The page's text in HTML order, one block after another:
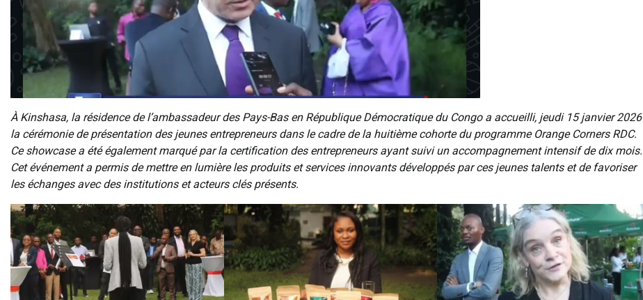
À Kinshasa, la résidence de l’ambassadeur des Pays-Bas en République Démocratique du Congo a accueilli, jeudi 15 janvier 2026
la cérémonie de présentation des jeunes entrepreneurs dans le cadre de la huitième cohorte du programme Orange Corners RDC.
Ce showcase a été également marqué par la certification des entrepreneurs ayant suivi un accompagnement intensif de dix mois.
Cet événement a permis de mettre en lumière les produits et services innovants développés par ces jeunes talents et de favoriser
les échanges avec des institutions et acteurs clés présents.